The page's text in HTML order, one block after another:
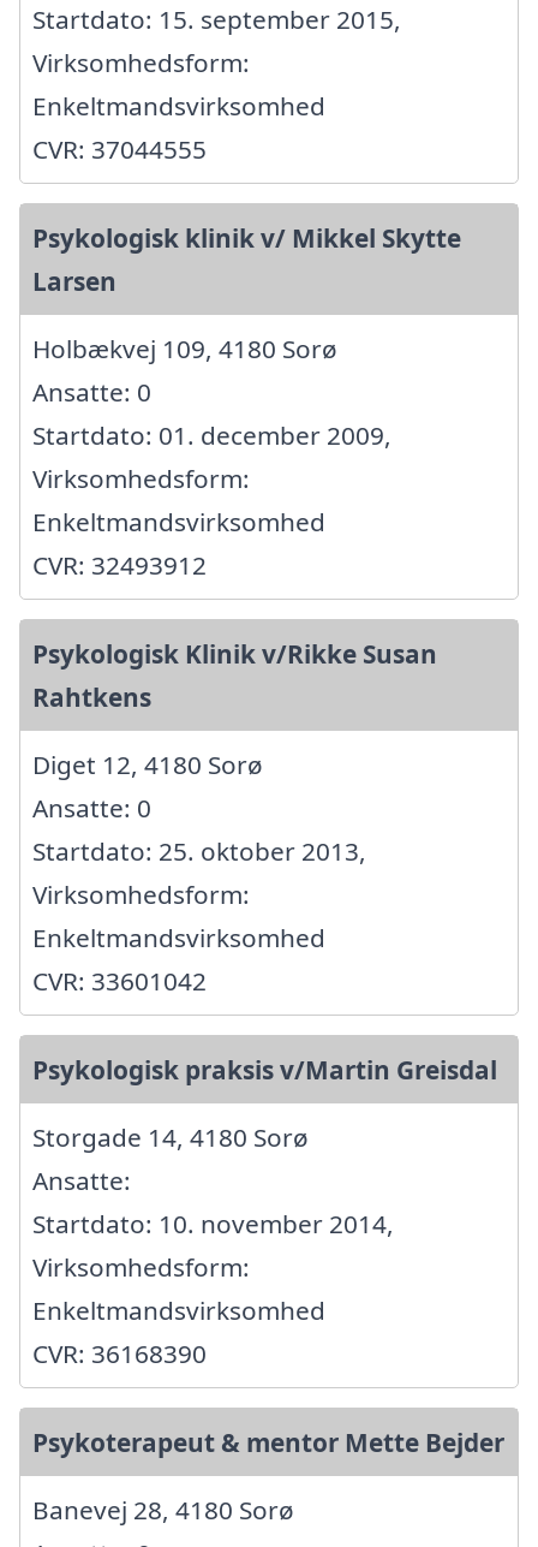
Startdato: 15. september 2015,
Virksomhedsform:
Enkeltmandsvirksomhed
CVR: 37044555
Psykologisk klinik v/ Mikkel Skytte
Larsen
Holbækvej 109, 4180 Sorø
Ansatte: 0
Startdato: 01. december 2009,
Virksomhedsform:
Enkeltmandsvirksomhed
CVR: 32493912
Psykologisk Klinik v/Rikke Susan
Rahtkens
Diget 12, 4180 Sorø
Ansatte: 0
Startdato: 25. oktober 2013,
Virksomhedsform:
Enkeltmandsvirksomhed
CVR: 33601042
Psykologisk praksis v/Martin Greisdal
Storgade 14, 4180 Sorø
Ansatte:
Startdato: 10. november 2014,
Virksomhedsform:
Enkeltmandsvirksomhed
CVR: 36168390
Psykoterapeut & mentor Mette Bejder
Banevej 28, 4180 Sorø